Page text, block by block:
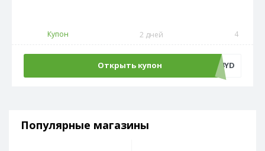
Купон 2 дней 4
Открыть купон ADM500C4YD
Популярные магазины